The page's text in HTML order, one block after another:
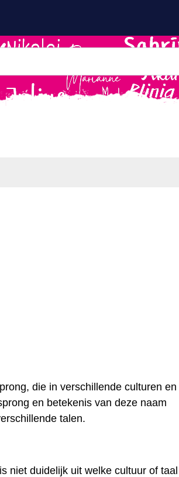
die in verschillende culturen en
en betekenis van deze naam
talen.
niet duidelijk uit welke cultuur of